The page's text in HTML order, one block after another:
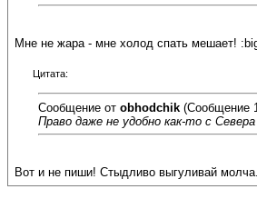
Мне не жара - мне холод спать мешает!
Цитата:
Сообщение от obhodchik (Сообщение
Право даже не удобно как-то с
Вот и не пиши! Стыдливо выгуливай